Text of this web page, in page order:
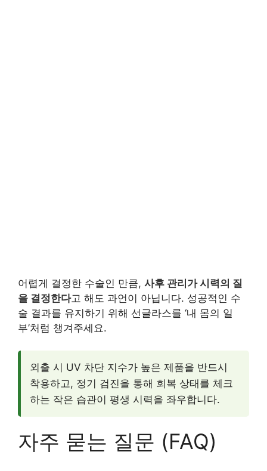
어렵게 결정한 수술인 만큼, 사후 관리가 시력의 질
을 결정한다고 해도 과언이 아닙니다. 성공적인 수
술 결과를 유지하기 위해 선글라스를 ‘내 몸의 일
부’처럼 챙겨주세요.
외출 시 UV 차단 지수가 높은 제품을 반드시
착용하고, 정기 검진을 통해 회복 상태를 체크
하는 작은 습관이 평생 시력을 좌우합니다.
자주 묻는 질문 (FAQ)